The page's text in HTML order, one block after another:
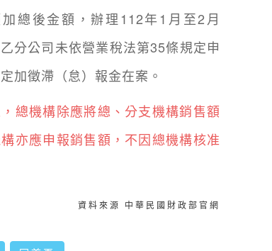
總後金額，辦理112年1月至2月
分公司未依營業稅法第35條規定申
加徵滯（怠）報金在案。
總機構除應將總、分支機構銷售額
亦應申報銷售額，不因總機構核准
資料來源 中華民國財政部官網